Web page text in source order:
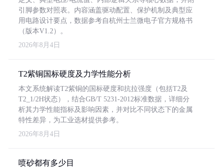
引脚参数对照表。内容涵盖驱动配置、保护机制及典型应
用电路设计要点，数据参考自杭州士兰微电子官方规格书
（版本V1.2）。
2026年8月4日
T2紫铜国标硬度及力学性能分析
本文系统解读T2紫铜的国标硬度和抗拉强度（包括T2及
T2_1/2H状态），结合GB/T 5231-2012标准数据，详细分
析其力学性能指标及影响因素，并对比不同状态下的金属
特性差异，为工业选材提供参考。
2026年8月4日
喷砂都有多少目